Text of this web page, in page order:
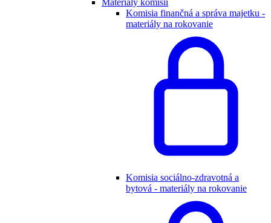
Materiály komisií
Komisia finančná a správa majetku -
materiály na rokovanie
Komisia sociálno-zdravotná a
bytová - materiály na rokovanie